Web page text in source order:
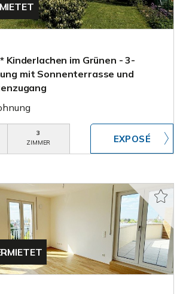
Kinderlachen im Grünen - 3-
mit Sonnenterrasse und
3
ZIMMER